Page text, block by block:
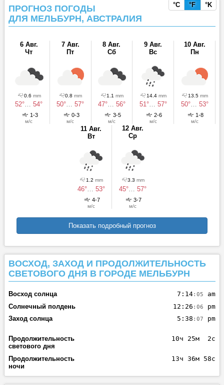
ПРОГНОЗ ПОГОДЫ
ДЛЯ МЕЛЬБУРН, АВСТРАЛИЯ
°C °F °K
6 Авг.
Чт
0.6 mm
52°… 54°
1-3
м/с
7 Авг.
Пт
0.8mm
50°… 57°
0-3
м/с
8 Авг.
Сб
1.1mm
47°… 56°
3-5
м/с
9 Авг.
Вс
14.4 mm
51°… 57°
2-6
м/с
10 Авг.
Пн
13.5 mm
50°… 53°
1-8
м/с
11 Авг.
Вт
1.2 mm
46°… 53°
4-7
м/с
12 Авг.
Ср
3.3mm
45°… 57°
3-7
м/с
Показать подробный прогноз
ВОСХОД, ЗАХОД И ПРОДОЛЖИТЕЛЬНОСТЬ
СВЕТОВОГО ДНЯ В ГОРОДЕ МЕЛЬБУРН
Восход солнца 7:14:05
am
Солнечный полдень
12:26 :06
pm
Заход солнца
5:38 :07 pm
Продолжительность
светового дня
10ч 25м 2с
Продолжительность
ночи
13ч 36м 58с